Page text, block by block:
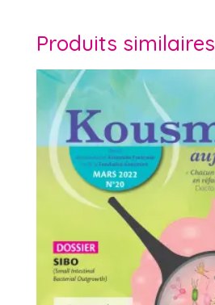
Produits similaires